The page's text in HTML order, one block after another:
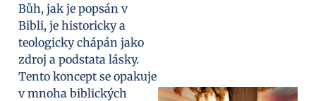
Bůh, jak je popsán v
Bibli, je historicky a
teologicky chápán jako
zdroj a podstata lásky.
Tento koncept se opakuje
v mnoha biblických